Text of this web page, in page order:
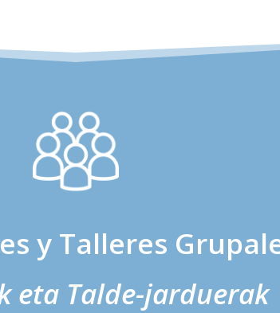
y Talleres
eta Talde-jarduerak